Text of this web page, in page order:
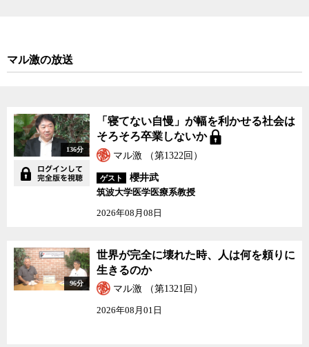
マル激の放送
136分
「寝てない自慢」が幅を利かせる社会は
そろそろ卒業しないか
マル激 （第1322回）
ゲスト
櫻井武
筑波大学医学医療系教授
2026年08月08日
96分
世界が完全に壊れた時、人は何を頼りに
生きるのか
マル激 （第1321回）
2026年08月01日